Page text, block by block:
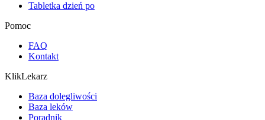
Tabletka dzień po
Pomoc
FAQ
Kontakt
KlikLekarz
Baza dolegliwości
Baza leków
Poradnik